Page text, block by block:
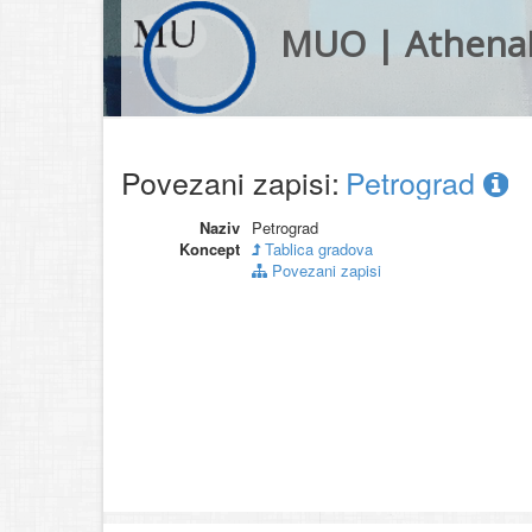
MUO |
Povezani zapisi: Petrograd
Naziv Petrograd
Koncept
Tablica gradova
Povezani zapisi